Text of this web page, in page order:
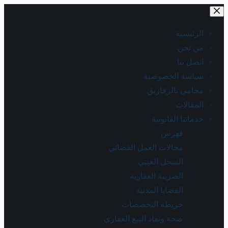
الرئيسية
من نحن
اتصل بنا
سياسة الخصوصية
محامي بالزقازيق
المقالات
خدماتنا القانونية
فهرس
مجالات العمل القضائي
السجل العيني
الضريبة العقارية
القضايا المدنية
خريطة التخصصات
صحة ونفاذ البيع العقاري